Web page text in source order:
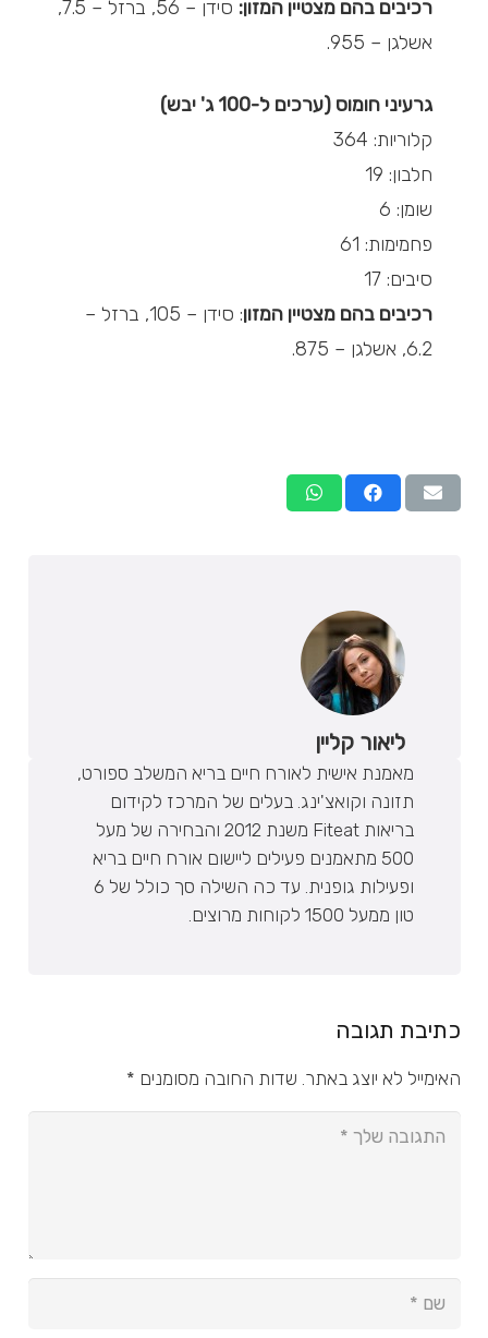
רכיבים בהם מצטיין המזון:
סידן – 56, ברזל – 7.5,
אשלגן – 955.
גרעיני חומוס (ערכים ל-100 ג' יבש)
קלוריות: 364
חלבון: 19
שומן: 6
פחמימות: 61
סיבים: 17
רכיבים בהם מצטיין המזון
: סידן – 105, ברזל –
6.2, אשלגן – 875.
ליאור קליין
מאמנת אישית לאורח חיים בריא המשלב ספורט,
תזונה וקואצ'ינג. בעלים של המרכז לקידום
בריאות Fiteat משנת 2012 והבחירה של מעל
500 מתאמנים פעילים ליישום אורח חיים בריא
ופעילות גופנית. עד כה השילה סך כולל של 6
טון ממעל 1500 לקוחות מרוצים.
כתיבת תגובה
האימייל לא יוצג באתר. שדות החובה מסומנים *